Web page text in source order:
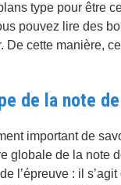
type pour être
pouvez lire des
cette manière,
de la note
important de
globale de la note
l’épreuve : il